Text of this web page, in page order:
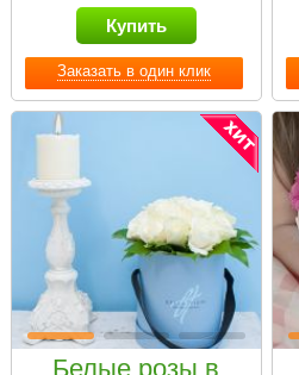
Заказать в один клик
Купить
Белые розы в